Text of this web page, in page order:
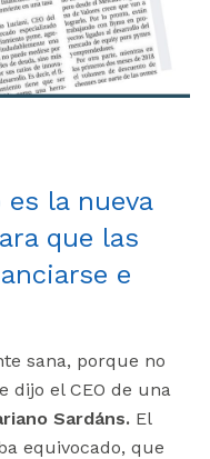
es la nueva
que las
e
sana, porque no
dijo el CEO de una
Sardáns.El
equivocado, que